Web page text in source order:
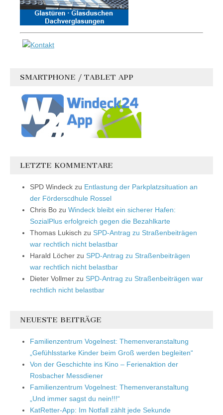
SMARTPHONE / TABLET APP
LETZTE KOMMENTARE
SPD Windeck zu Entlastung der Parkplatzsituation an
der Förderscdhule Rossel
Chris Bo zu Windeck bleibt ein sicherer Hafen:
SozialPlus erfolgreich gegen die Bezahlkarte
Thomas Lukisch zu SPD-Antrag zu Straßenbeiträgen
war rechtlich nicht belastbar
Harald Löcher zu SPD-Antrag zu Straßenbeiträgen
war rechtlich nicht belastbar
Dieter Vollmer zu SPD-Antrag zu Straßenbeiträgen war
rechtlich nicht belastbar
NEUESTE BEITRÄGE
Familienzentrum Vogelnest: Themenveranstaltung
„Gefühlsstarke Kinder beim Groß werden begleiten“
Von der Geschichte ins Kino – Ferienaktion der
Rosbacher Messdiener
Familienzentrum Vogelnest: Themenveranstaltung
„Und immer sagst du nein!!!“
KatRetter-App: Im Notfall zählt jede Sekunde